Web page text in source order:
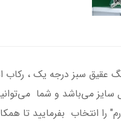
سایز می‌باشد و شما
را انتخاب بفرمایید تا